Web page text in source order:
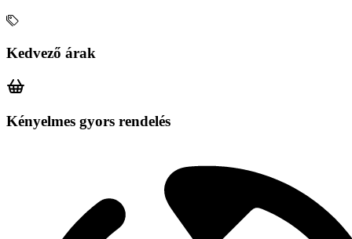
Kedvező árak
Kényelmes gyors rendelés